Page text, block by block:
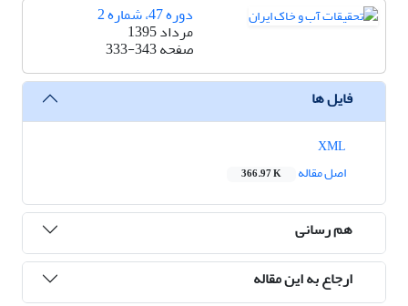
دوره 47، شماره 2
مرداد 1395
صفحه333-343
فایل ها
اصل مقاله
366.97 K
هم رسانی
ارجاع به این مقاله